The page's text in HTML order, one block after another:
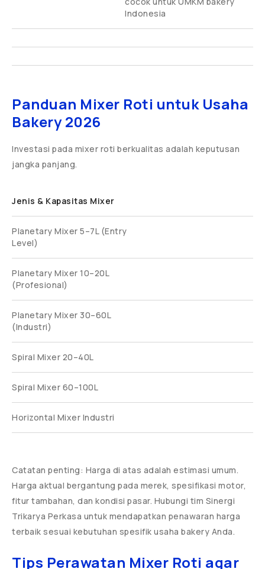
Indonesia
Panduan Mixer Roti untuk Usaha
Bakery 2026
Investasi pada mixer roti berkualitas adalah keputusan
jangka panjang.
Jenis & Kapasitas Mixer
Planetary Mixer 5–7L (Entry
Level)
Planetary Mixer 10–20L
(Profesional)
Planetary Mixer 30–60L
(Industri)
Spiral Mixer 20–40L
Spiral Mixer 60–100L
Horizontal Mixer Industri
Catatan penting: Harga di atas adalah estimasi umum.
Harga aktual bergantung pada merek, spesifikasi motor,
fitur tambahan, dan kondisi pasar. Hubungi tim Sinergi
Trikarya Perkasa untuk mendapatkan penawaran harga
terbaik sesuai kebutuhan spesifik usaha bakery Anda.
Tips Perawatan Mixer Roti agar